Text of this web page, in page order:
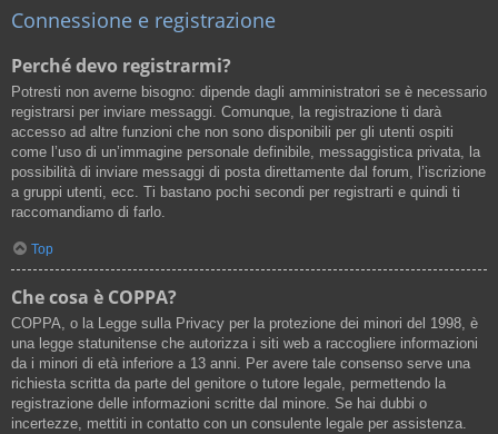
Connessione e registrazione
Perché devo registrarmi?
Potresti non averne bisogno: dipende dagli amministratori se è necessario
registrarsi per inviare messaggi. Comunque, la registrazione ti darà
accesso ad altre funzioni che non sono disponibili per gli utenti ospiti
come l’uso di un’immagine personale definibile, messaggistica privata, la
possibilità di inviare messaggi di posta direttamente dal forum, l’iscrizione
a gruppi utenti, ecc. Ti bastano pochi secondi per registrarti e quindi ti
raccomandiamo di farlo.
Top
Che cosa è COPPA?
COPPA, o la Legge sulla Privacy per la protezione dei minori del 1998, è
una legge statunitense che autorizza i siti web a raccogliere informazioni
da i minori di età inferiore a 13 anni. Per avere tale consenso serve una
richiesta scritta da parte del genitore o tutore legale, permettendo la
registrazione delle informazioni scritte dal minore. Se hai dubbi o
incertezze, mettiti in contatto con un consulente legale per assistenza.